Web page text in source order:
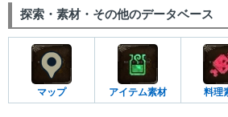
探索・素材・その他のデータベース
マップ アイテム素材 料理